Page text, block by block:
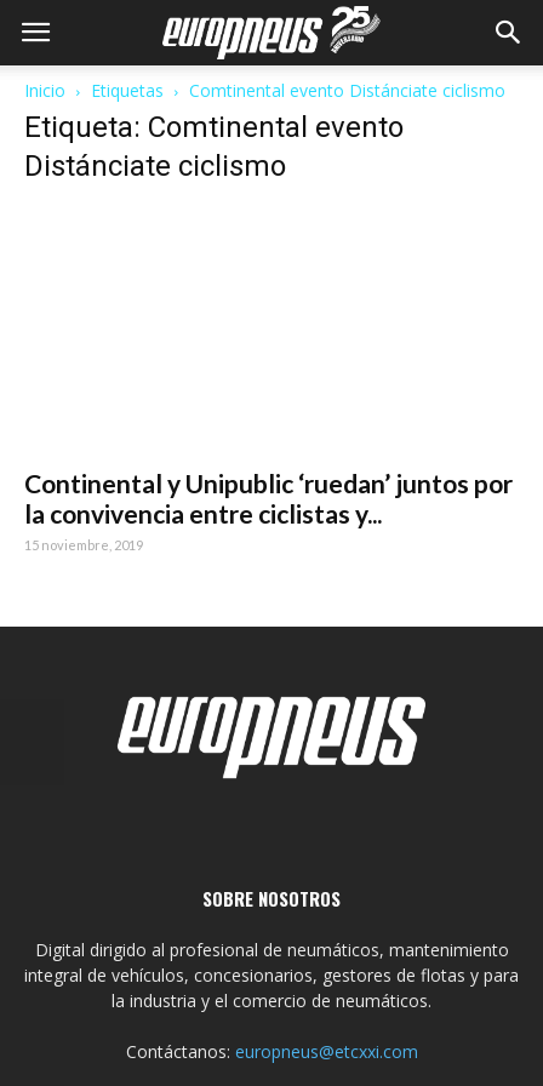
Inicio Etiquetas Comtinental evento Distánciate ciclismo
Etiqueta: Comtinental evento
Distánciate ciclismo
Continental y Unipublic ‘ruedan’ juntos por
la convivencia entre ciclistas y...
15 noviembre, 2019
SOBRE NOSOTROS
Digital dirigido al profesional de neumáticos, mantenimiento
integral de vehículos, concesionarios, gestores de flotas y para
la industria y el comercio de neumáticos.
Contáctanos: europneus@etcxxi.com